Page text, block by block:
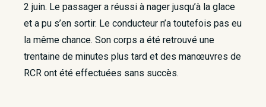
2 juin. Le passager a réussi à nager jusqu’à la glace
et a pu s’en sortir. Le conducteur n’a toutefois pas eu
la même chance. Son corps a été retrouvé une
trentaine de minutes plus tard et des manœuvres de
RCR ont été effectuées sans succès.